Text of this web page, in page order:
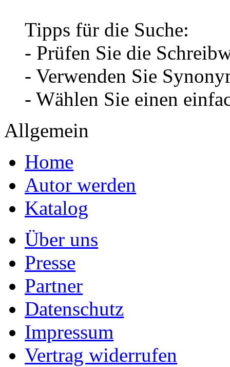
Tipps für die Suche:
- Prüfen Sie die
- Verwenden Sie
- Wählen Sie einen
Allgemein
Home
Autor werden
Katalog
Über uns
Presse
Partner
Datenschutz
Impressum
Vertrag widerrufen